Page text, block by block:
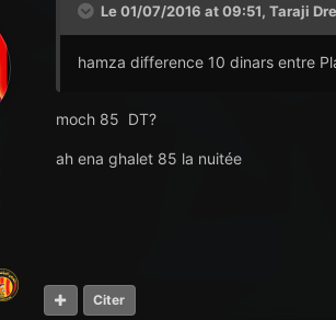
Le 01/07/2016 at 09:51, Taraji
hamza difference 10 dinars entre
moch 85 DT?
ah ena ghalet 85 la nuitée
Citer